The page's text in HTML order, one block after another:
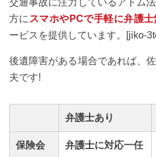
交通事故に注力しているアトム
方に スマホやPCで手軽に弁護
ービスを提供しています。[jiko-
後遺障害がある場合であれば、
夫です!
弁護士あり
保険会
弁護士に対応一任